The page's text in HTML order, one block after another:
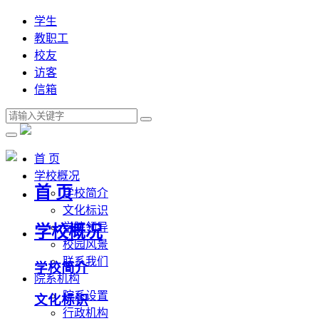
学生
教职工
校友
访客
信箱
首 页
学校概况
学校简介
文化标识
学院领导
校园风景
联系我们
院系机构
院系设置
行政机构
首 页
学校概况
学校简介
文化标识